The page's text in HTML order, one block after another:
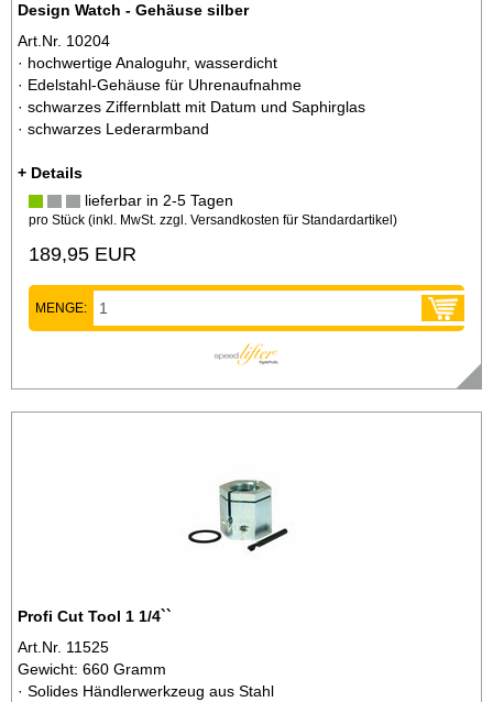
Design Watch - Gehäuse silber
Art.Nr. 10204
· hochwertige Analoguhr, wasserdicht
· Edelstahl-Gehäuse für Uhrenaufnahme
· schwarzes Ziffernblatt mit Datum und Saphirglas
· schwarzes Lederarmband
+ Details
lieferbar in 2-5 Tagen
pro Stück (inkl. MwSt. zzgl. Versandkosten für Standardartikel )
189,95 EUR
MENGE:
Profi Cut Tool 1 1/4``
Art.Nr. 11525
Gewicht: 660 Gramm
· Solides Händlerwerkzeug aus Stahl